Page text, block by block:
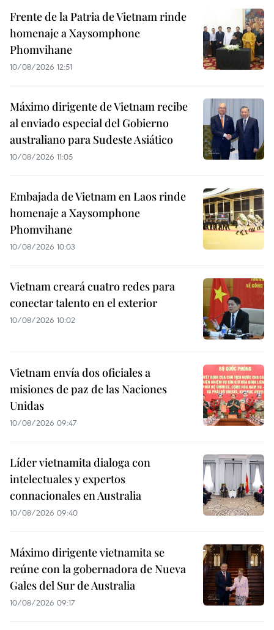
Frente de la Patria de Vietnam rinde
homenaje a Xaysomphone
Phomvihane
10/08/2026 12:51
Máximo dirigente de Vietnam recibe
al enviado especial del Gobierno
australiano para Sudeste Asiático
10/08/2026 11:05
Embajada de Vietnam en Laos rinde
homenaje a Xaysomphone
Phomvihane
10/08/2026 10:03
Vietnam creará cuatro redes para
conectar talento en el exterior
10/08/2026 10:02
Vietnam envía dos oficiales a
misiones de paz de las Naciones
Unidas
10/08/2026 09:47
Líder vietnamita dialoga con
intelectuales y expertos
connacionales en Australia
10/08/2026 09:40
Máximo dirigente vietnamita se
reúne con la gobernadora de Nueva
Gales del Sur de Australia
10/08/2026 09:17